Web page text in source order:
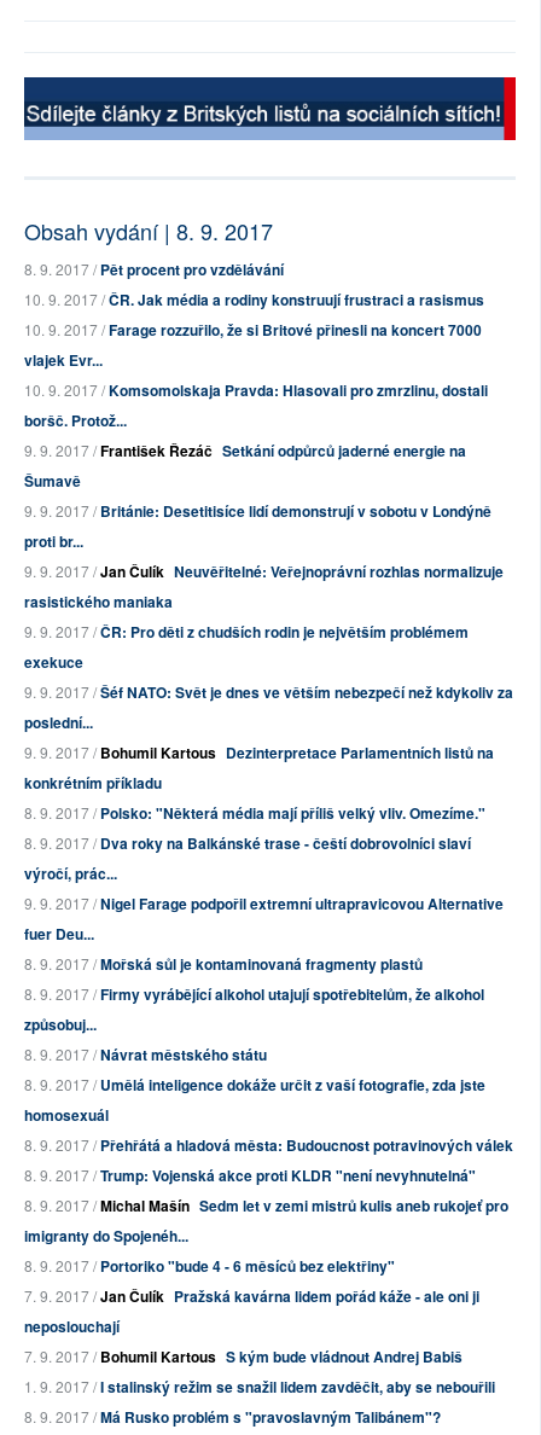
Obsah vydání | 8. 9. 2017
8. 9. 2017 /Pět procent pro vzdělávání
10. 9. 2017 /ČR. Jak média a rodiny konstruují frustraci a rasismus
10. 9. 2017 /Farage rozzuřilo, že si Britové přinesli na koncert 7000
vlajek Evr...
10. 9. 2017 /Komsomolskaja Pravda: Hlasovali pro zmrzlinu, dostali
boršč. Protož...
9. 9. 2017 /František Řezáč Setkání odpůrců jaderné energie na
Šumavě
9. 9. 2017 /Británie: Desetitisíce lidí demonstrují v sobotu v Londýně
proti br...
9. 9. 2017 /Jan Čulík Neuvěřitelné: Veřejnoprávní rozhlas normalizuje
rasistického maniaka
9. 9. 2017 /ČR: Pro děti z chudších rodin je největším problémem
exekuce
9. 9. 2017 /Šéf NATO: Svět je dnes ve větším nebezpečí než kdykoliv za
poslední...
9. 9. 2017 /Bohumil Kartous Dezinterpretace Parlamentních listů na
konkrétním příkladu
8. 9. 2017 /Polsko: "Některá média mají příliš velký vliv. Omezíme."
8. 9. 2017 /Dva roky na Balkánské trase - čeští dobrovolníci slaví
výročí, prác...
9. 9. 2017 /Nigel Farage podpořil extremní ultrapravicovou Alternative
fuer Deu...
8. 9. 2017 /Mořská sůl je kontaminovaná fragmenty plastů
8. 9. 2017 /Firmy vyrábějící alkohol utajují spotřebitelům, že alkohol
způsobuj...
8. 9. 2017 /Návrat městského státu
8. 9. 2017 /Umělá inteligence dokáže určit z vaší fotografie, zda jste
homosexuál
8. 9. 2017 /Přehřátá a hladová města: Budoucnost potravinových válek
8. 9. 2017 /Trump: Vojenská akce proti KLDR "není nevyhnutelná"
8. 9. 2017 /Michal Mašín Sedm let v zemi mistrů kulis aneb rukojeť pro
imigranty do Spojenéh...
8. 9. 2017 /Portoriko "bude 4 - 6 měsíců bez elektřiny"
7. 9. 2017 /Jan Čulík Pražská kavárna lidem pořád káže - ale oni ji
neposlouchají
7. 9. 2017 /Bohumil Kartous S kým bude vládnout Andrej Babiš
1. 9. 2017 /I stalinský režim se snažil lidem zavděčit, aby se nebouřili
8. 9. 2017 /Má Rusko problém s "pravoslavným Talibánem"?